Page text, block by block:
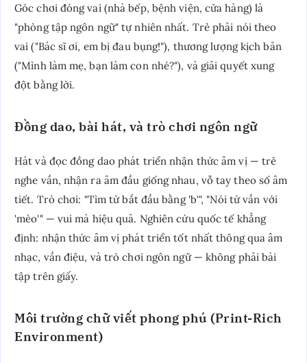
Góc chơi đóng vai (nhà bếp, bệnh viện, cửa hàng) là
"phòng tập ngôn ngữ" tự nhiên nhất. Trẻ phải nói theo
vai ("Bác sĩ ơi, em bị đau bụng!"), thương lượng kịch bản
("Mình làm mẹ, bạn làm con nhé?"), và giải quyết xung
đột bằng lời.
Đồng dao, bài hát, và trò chơi ngôn ngữ
Hát và đọc đồng dao phát triển nhận thức âm vị — trẻ
nghe vần, nhận ra âm đầu giống nhau, vỗ tay theo số âm
tiết. Trò chơi: "Tìm từ bắt đầu bằng 'b'", "Nói từ vần với
'mèo'" — vui mà hiệu quả. Nghiên cứu quốc tế khẳng
định: nhận thức âm vị phát triển tốt nhất thông qua âm
nhạc, vần điệu, và trò chơi ngôn ngữ — không phải bài
tập trên giấy.
Môi trường chữ viết phong phú (Print-Rich
Environment)